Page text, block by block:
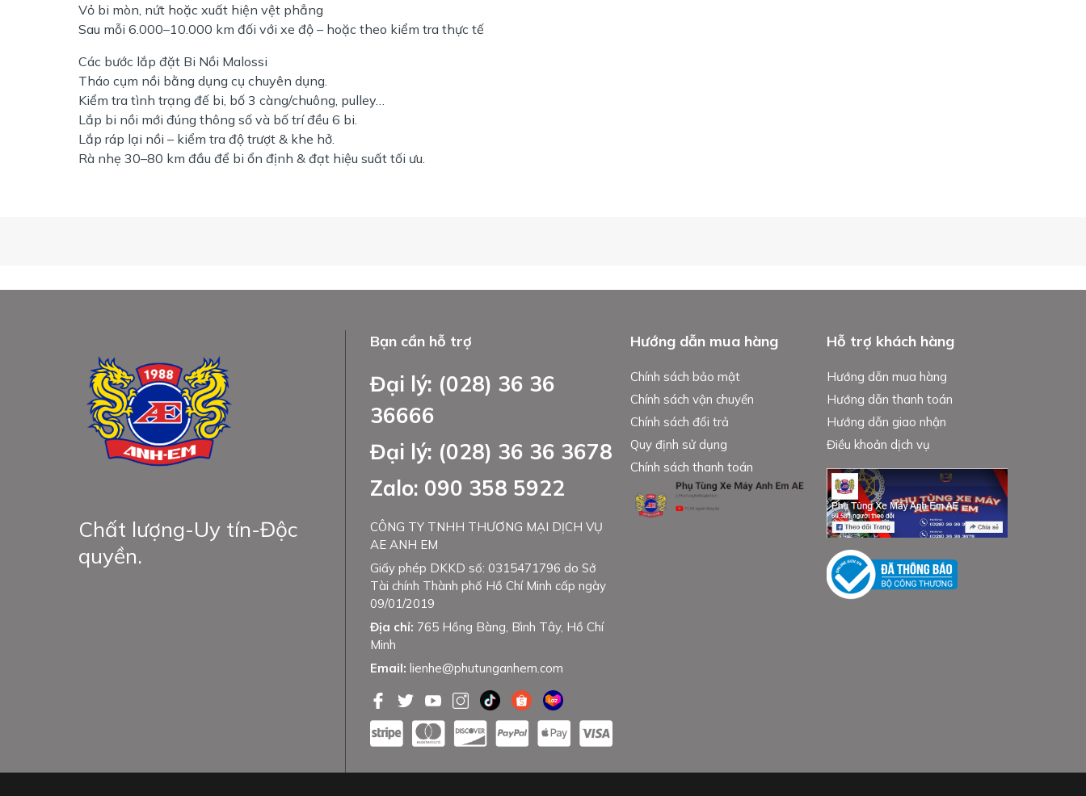
Vỏ bi mòn, nứt hoặc xuất hiện vệt phẳng
Sau mỗi 6.000–10.000 km đối với xe độ – hoặc theo kiểm tra thực tế
Các bước lắp đặt Bi Nồi Malossi
Tháo cụm nồi bằng dụng cụ chuyên dụng.
Kiểm tra tình trạng đế bi, bố 3 càng/chuông, pulley…
Lắp bi nồi mới đúng thông số và bố trí đều 6 bi.
Lắp ráp lại nồi – kiểm tra độ trượt & khe hở.
Rà nhẹ 30–80 km đầu để bi ổn định & đạt hiệu suất tối ưu.
Chất lượng-Uy tín-Độc
quyền.
Bạn cần hỗ trợ
Đại lý: (028) 36 36
36666
Đại lý: (028) 36 36 3678
Zalo: 090 358 5922
CÔNG TY TNHH THƯƠNG MẠI DỊCH VỤ
AE ANH EM
Giấy phép DKKD số: 0315471796 do Sở
Tài chính Thành phố Hồ Chí Minh cấp ngày
09/01/2019
Địa chỉ: 765 Hồng Bàng, Bình Tây, Hồ Chí
Minh
Email:lienhe@phutunganhem.com
Hướng dẫn mua hàng
Chính sách bảo mật
Chính sách vận chuyển
Chính sách đổi trả
Quy định sử dụng
Chính sách thanh toán
Hỗ trợ khách hàng
Hướng dẫn mua hàng
Hướng dẫn thanh toán
Hướng dẫn giao nhận
Điều khoản dịch vụ